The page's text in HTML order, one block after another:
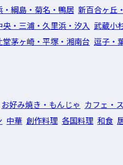
・綱島・菊名・鴨居 新百合ヶ丘
央・三浦・久里浜・汐入 武蔵小
堂茅ヶ崎・平塚・湘南台 逗子・
お好み焼き・もんじゃ カフェ・
中華 創作料理 各国料理 和食